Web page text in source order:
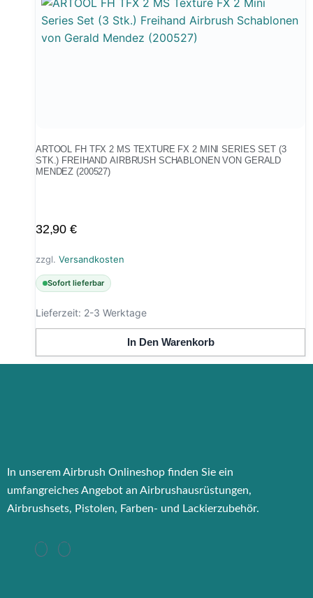
ARTOOL FH TFX 2 MS TEXTURE FX 2 MINI SERIES SET (3
STK.) FREIHAND AIRBRUSH SCHABLONEN VON GERALD
MENDEZ (200527)
32,90 €
zzgl. Versandkosten
Sofort lieferbar
Lieferzeit: 2-3 Werktage
In Den Warenkorb
In unserem Airbrush Onlineshop finden Sie ein
umfangreiches Angebot an Airbrushausrüstungen,
Airbrushsets, Pistolen, Farben- und Lackierzubehör.